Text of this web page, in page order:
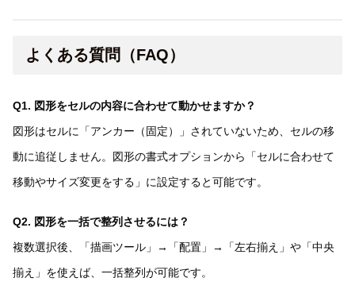
よくある質問（FAQ）
Q1. 図形をセルの内容に合わせて動かせますか？
図形はセルに「アンカー（固定）」されていないため、セルの移
動に追従しません。図形の書式オプションから「セルに合わせて
移動やサイズ変更をする」に設定すると可能です。
Q2. 図形を一括で整列させるには？
複数選択後、「描画ツール」→「配置」→「左右揃え」や「中央
揃え」を使えば、一括整列が可能です。